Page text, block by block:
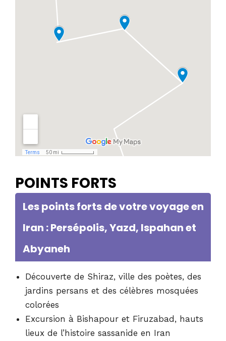
POINTS FORTS
Les points forts de votre voyage en
Iran : Persépolis, Yazd, Ispahan et
Abyaneh
Découverte de Shiraz, ville des poètes, des
jardins persans et des célèbres mosquées
colorées
Excursion à Bishapour et Firuzabad, hauts
lieux de l’histoire sassanide en Iran